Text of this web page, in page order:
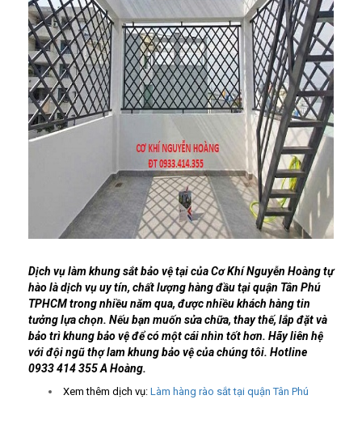
Dịch vụ làm khung sắt bảo vệ tại của Cơ Khí Nguyễn Hoàng tự
hào là dịch vụ uy tín, chất lượng hàng đầu tại quận Tân Phú
TPHCM trong nhiều năm qua, được nhiều khách hàng tin
tưởng lựa chọn. Nếu bạn muốn sửa chữa, thay thế, lắp đặt và
bảo trì khung bảo vệ để có một cái nhìn tốt hơn. Hãy liên hệ
với đội ngũ thợ lam khung bảo vệ của chúng tôi. Hotline
0933 414 355 A Hoàng.
Xem thêm dịch vụ: Làm hàng rào sắt tại quận Tân Phú